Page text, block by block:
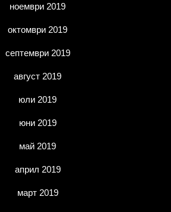
ноември 2019
октомври 2019
септември 2019
август 2019
юли 2019
юни 2019
май 2019
април 2019
март 2019